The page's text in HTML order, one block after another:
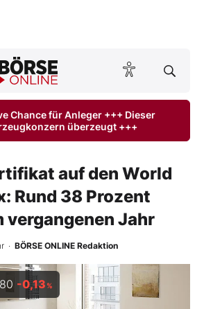
BÖRSE ONLINE lesen
Chance für Anleger +++ Dieser
überzeugt +++
auf den World
Rund 38 Prozent
vergangenen Jahr
· BÖRSE ONLINE Redaktion
-0,13 %